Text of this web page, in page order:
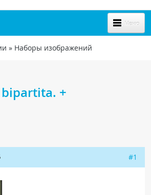
Меню
ссылок
» Наборы изображений
+
#1